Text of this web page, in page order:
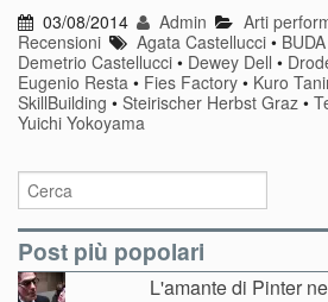
03/08/2014 Admin Arti
Recensioni
Agata Castellucci •
Demetrio Castellucci • Dewey Dell •
Eugenio Resta • Fies Factory • Kuro
SkillBuilding • Steirischer Herbst Graz •
Yuichi Yokoyama
Post più popolari
L'amante di Pinter